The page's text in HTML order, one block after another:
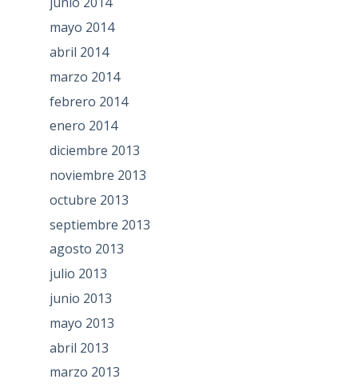
mayo 2014
abril 2014
marzo 2014
febrero 2014
enero 2014
diciembre 2013
noviembre 2013
octubre 2013
septiembre 2013
agosto 2013
julio 2013
junio 2013
mayo 2013
abril 2013
marzo 2013